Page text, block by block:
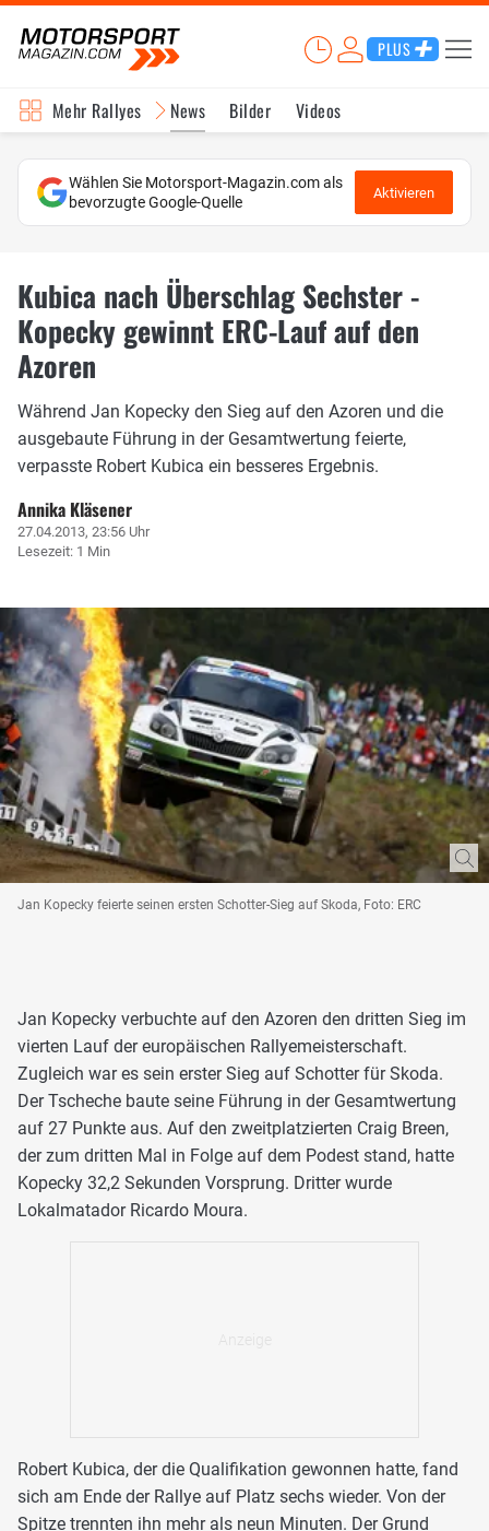
PLUS
Mehr Rallyes News Bilder Videos
Wählen Sie Motorsport-Magazin.com als
bevorzugte Google-Quelle
Aktivieren
Kubica nach Überschlag Sechster -
Kopecky gewinnt ERC-Lauf auf den
Azoren
Während Jan Kopecky den Sieg auf den Azoren und die
ausgebaute Führung in der Gesamtwertung feierte,
verpasste Robert Kubica ein besseres Ergebnis.
Annika Kläsener
27.04.2013, 23:56 Uhr
Lesezeit: 1 Min
Jan Kopecky feierte seinen ersten Schotter-Sieg auf Skoda, Foto: ERC
Jan Kopecky verbuchte auf den Azoren den dritten Sieg im
vierten Lauf der europäischen Rallyemeisterschaft.
Zugleich war es sein erster Sieg auf Schotter für Skoda.
Der Tscheche baute seine Führung in der Gesamtwertung
auf 27 Punkte aus. Auf den zweitplatzierten Craig Breen,
der zum dritten Mal in Folge auf dem Podest stand, hatte
Kopecky 32,2 Sekunden Vorsprung. Dritter wurde
Lokalmatador Ricardo Moura.
Robert Kubica, der die Qualifikation gewonnen hatte, fand
sich am Ende der Rallye auf Platz sechs wieder. Von der
Spitze trennten ihn mehr als neun Minuten. Der Grund